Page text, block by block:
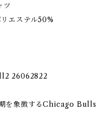
ツ
エステル50%
26062822
を象徴するChicago Bulls